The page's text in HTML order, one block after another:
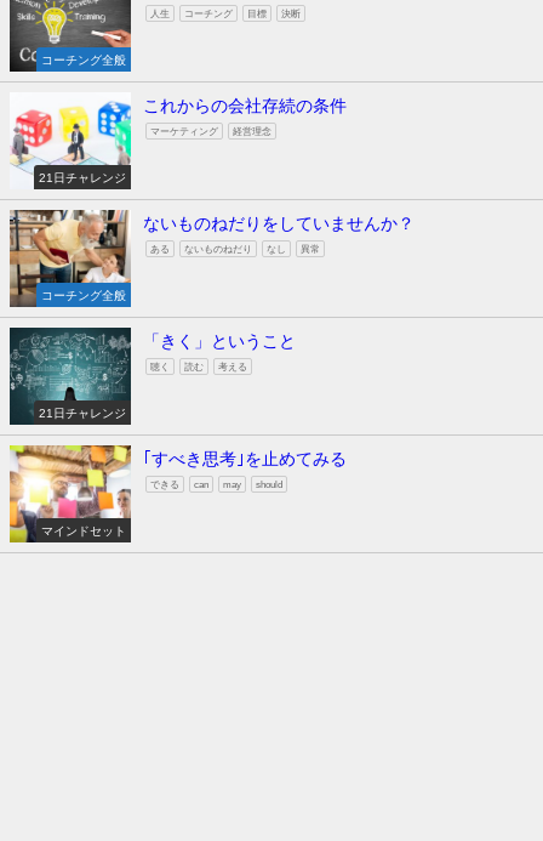
コーチング全般
人生 コーチング 目標 決断
21日チャレンジ
これからの会社存続の条件
マーケティング 経営理念
コーチング全般
ないものねだりをしていませんか？
ある ないものねだり なし 異常
21日チャレンジ
「きく」ということ
聴く 読む 考える
マインドセット
｢すべき思考｣を止めてみる
できる can may should